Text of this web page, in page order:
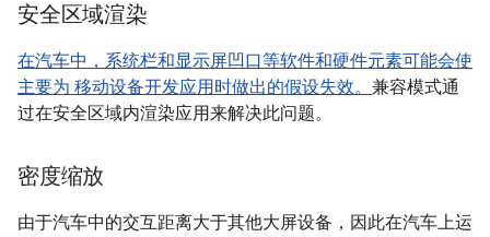
安全区域渲染
在汽车中，系统栏和显示屏凹口等软件和硬件元素可能会使
主要为 移动设备开发应用时做出的假设失效。 兼容模式通
过在安全区域内渲染应用来解决此问题。
密度缩放
由于汽车中的交互距离大于其他大屏设备，因此在汽车上运